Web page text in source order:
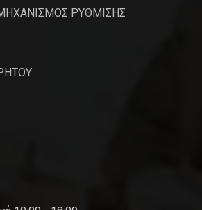
ΡΥΘΜΙΣΗΣ